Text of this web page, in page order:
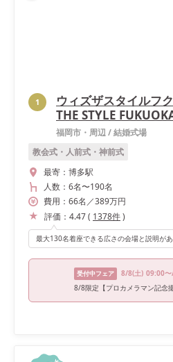
1
福岡市・周辺/結婚式場
ウィズザスタイルフ
THE STYLE
教会式・人前式・神前式
最寄： 博多駅
人数： 6名〜190名
費用： 66名 ／389万円
評価： 4.47( 1378件)
受付中フェア 8/8(土) 09:00